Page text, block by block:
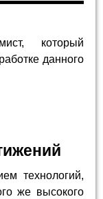
который
данного
технологий,
же высокого